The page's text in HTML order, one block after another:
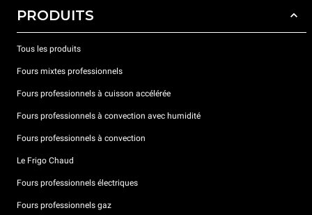
PRODUITS
Tous les produits
Fours mixtes professionnels
Fours professionnels à cuisson accélérée
Fours professionnels à convection avec humidité
Fours professionnels à convection
Le Frigo Chaud
Fours professionnels électriques
Fours professionnels gaz